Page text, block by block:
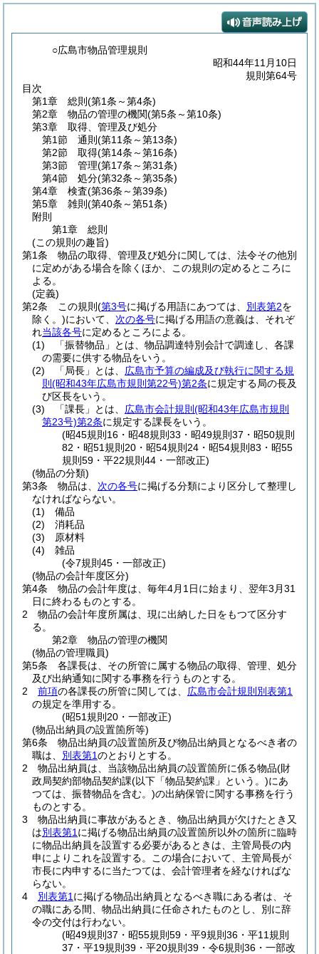
○広島市物品管理規則
昭和44年11月10日
規則第64号
目次
第1章
総則 (第1条～第4条)
第2章
物品の管理の機関(第5条～第10条)
第3章
取得、管理及び処分
第1節
通則 (第11条～第13条)
第2節
取得(第14条～第16条)
第3節
管理(第17条～第31条)
第4節
処分(第32条～第35条)
第4章
検査(第36条～第39条)
第5章
雑則 (第40条～第51条)
附則
第1章
総則
(この規則の趣旨)
第1条
物品の取得、管理及び処分に関しては、法令その他別
に定めがある場合を除くほか、この規則の定めるところに
よる。
(定義)
第2条
この規則 (第3号に掲げる用語にあつては、 別表第2を
除く。)において、 次の各号に掲げる用語の意義は、それぞ
れ当該各号に定めるところによる。
(1)
「振替物品」とは、物品調達特別会計で調達し、各課
の需要に供する物品をいう。
(2)
「局長」とは、 広島市予算の編成及び執行に関する規
則 (昭和43年広島市規則第22号)第2条に規定する局の長及
び区長をいう。
(3)
「課長」とは、 広島市会計規則 (昭和43年広島市規則
第23号)第2条に規定する課長をいう。
(昭45規則16・昭48規則33・昭49規則37・昭50規則
82・昭51規則20・昭54規則24・昭54規則83・昭55
規則59・平22規則44・一部改正)
(物品の分類)
第3条
物品は、 次の各号に掲げる分類により区分して整理し
なければならない。
(1)
備品
(2)
消耗品
(3)
原材料
(4)
雑品
(令7規則45・一部改正)
(物品の会計年度区分)
第4条
物品の会計年度は、毎年4月1日に始まり、翌年3月31
日に終わるものとする。
2
物品の会計年度所属は、現に出納した日をもつて区分す
る。
第2章
物品の管理の機関
(物品の管理職員)
第5条
各課長は、その所管に属する物品の取得、管理、処分
及び出納通知に関する事務を行うものとする。
2
前項の各課長の所管に関しては、 広島市会計規則別表第1
の規定を準用する。
(昭51規則20・一部改正)
(物品出納員の設置箇所等)
第6条
物品出納員の設置箇所及び物品出納員となるべき者の
職は、 別表第1のとおりとする。
2
物品出納員は、当該物品出納員の設置箇所に係る物品(財
政局契約部物品契約課(以下「物品契約課」という。)にあ
つては、振替物品を含む。)の出納保管に関する事務を行う
ものとする。
3
物品出納員に事故があるとき、物品出納員が欠けたとき又
は別表第1 に掲げる物品出納員の設置箇所以外の箇所に臨時
に物品出納員を設置する必要があるときは、主管局長の内
申によりこれを設置する。
この場合において、主管局長が
市長に内申するに当たつては、会計管理者を経なければな
らない。
4
別表第1 に掲げる物品出納員となるべき職にある者は、そ
の職にある間、物品出納員に任命されたものとし、別に辞
令の交付は行わない。
(昭49規則37・昭55規則59・平9規則36・平11規則
37・平19規則39・平20規則39・令6規則36・一部改